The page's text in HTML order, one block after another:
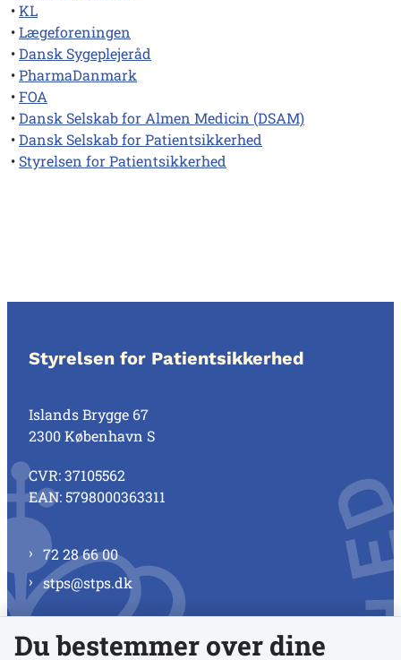
•KL
•Lægeforeningen
•Dansk Sygeplejeråd
•PharmaDanmark
•FOA
•Dansk Selskab for Almen Medicin (DSAM)
•Dansk Selskab for Patientsikkerhed
• Styrelsen for Patientsikkerhed
Styrelsen for Patientsikkerhed
Islands Brygge 67
2300 København S
CVR: 37105562
EAN: 5798000363311
72 28 66 00
stps@stps.dk
Se alle kontaktnumre
Du bestemmer over dine